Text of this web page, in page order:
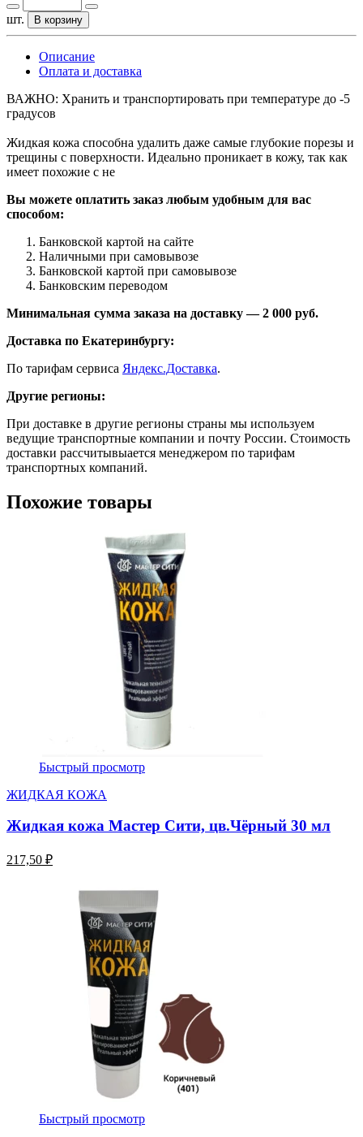
шт. В корзину
Описание
Оплата и доставка
ВАЖНО: Хранить и транспортировать при температуре до -5
градусов
Жидкая кожа способна удалить даже самые глубокие порезы и
трещины с поверхности. Идеально проникает в кожу, так как
имеет похожие с не
Вы можете оплатить заказ любым удобным для вас
способом:
Банковской картой на сайте
Наличными при самовывозе
Банковской картой при самовывозе
Банковским переводом
Минимальная сумма заказа на доставку — 2 000 руб.
Доставка по Екатеринбургу:
По тарифам сервиса Яндекс.Доставка.
Другие регионы:
При доставке в другие регионы страны мы используем
ведущие транспортные компании и почту России. Стоимость
доставки рассчитывыается менеджером по тарифам
транспортных компаний.
Похожие товары
Быстрый просмотр
ЖИДКАЯ КОЖА
Жидкая кожа Мастер Сити, цв.Чёрный 30 мл
217,50 ₽
Быстрый просмотр